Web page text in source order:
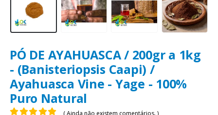
PÓ DE AYAHUASCA / 200gr a 1kg
- (Banisteriopsis Caapi) /
Ayahuasca Vine - Yage - 100%
Puro Natural
( Ainda não existem comentários. )